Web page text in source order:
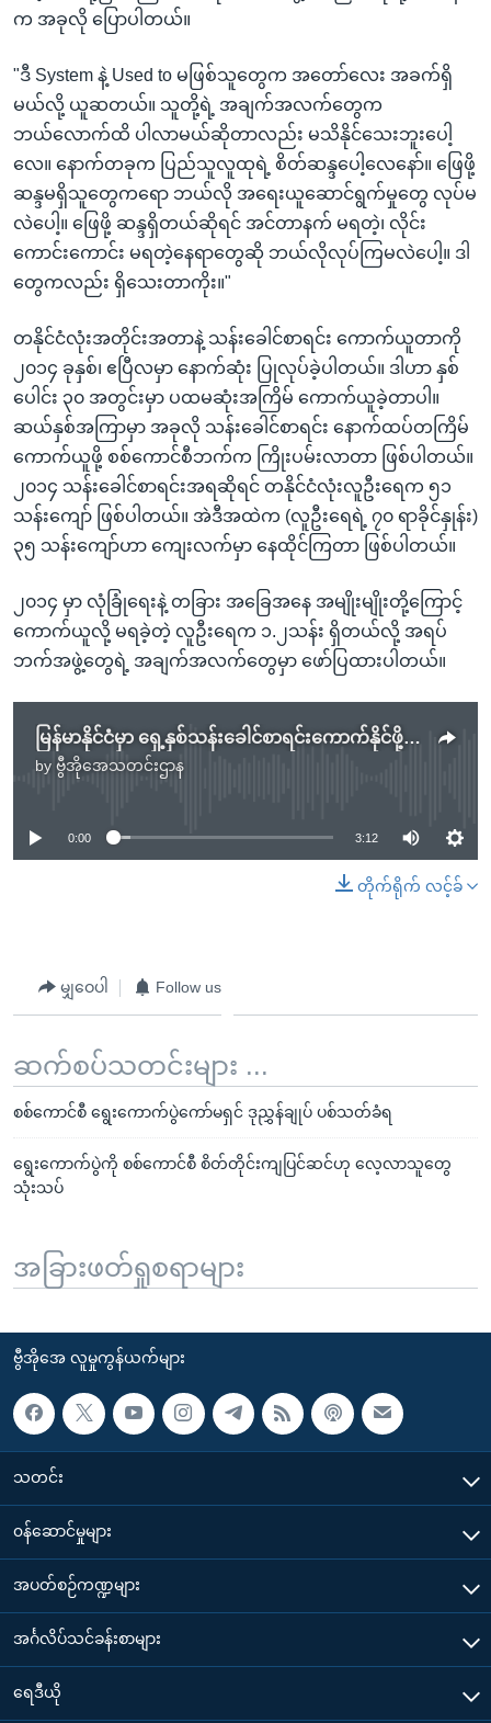
က အခုလို ပြောပါတယ်။
"ဒီ System နဲ့ Used to မဖြစ်သူတွေက အတော်လေး အခက်ရှိ
မယ်လို့ ယူဆတယ်။ သူတို့ရဲ့ အချက်အလက်တွေက
ဘယ်လောက်ထိ ပါလာမယ်ဆိုတာလည်း မသိနိုင်သေးဘူးပေါ့
လေ။ နောက်တခုက ပြည်သူလူထုရဲ့ စိတ်ဆန္ဒပေါ့လေနော်။ ဖြေဖို့
ဆန္ဒမရှိသူတွေကရော ဘယ်လို အရေးယူဆောင်ရွက်မှုတွေ လုပ်မ
လဲပေါ့။ ဖြေဖို့ ဆန္ဒရှိတယ်ဆိုရင် အင်တာနက် မရတဲ့၊ လိုင်း
ကောင်းကောင်း မရတဲ့နေရာတွေဆို ဘယ်လိုလုပ်ကြမလဲပေါ့။ ဒါ
တွေကလည်း ရှိသေးတာကိုး။"
တနိုင်ငံလုံးအတိုင်းအတာနဲ့ သန်းခေါင်စာရင်း ကောက်ယူတာကို
၂၀၁၄ ခုနှစ်၊ ဧပြီလမှာ နောက်ဆုံး ပြုလုပ်ခဲ့ပါတယ်။ ဒါဟာ နှစ်
ပေါင်း ၃၀ အတွင်းမှာ ပထမဆုံးအကြိမ် ကောက်ယူခဲ့တာပါ။
ဆယ်နှစ်အကြာမှာ အခုလို သန်းခေါင်စာရင်း နောက်ထပ်တကြိမ်
ကောက်ယူဖို့ စစ်ကောင်စီဘက်က ကြိုးပမ်းလာတာ ဖြစ်ပါတယ်။
၂၀၁၄ သန်းခေါင်စာရင်းအရဆိုရင် တနိုင်ငံလုံးလူဦးရေက ၅၁
သန်းကျော် ဖြစ်ပါတယ်။ အဲဒီအထဲက (လူဦးရေရဲ့ ၇၀ ရာခိုင်နှုန်း)
၃၅ သန်းကျော်ဟာ ကျေးလက်မှာ နေထိုင်ကြတာ ဖြစ်ပါတယ်။
၂၀၁၄ မှာ လုံခြုံရေးနဲ့ တခြား အခြေအနေ အမျိုးမျိုးတို့ကြောင့်
ကောက်ယူလို့ မရခဲ့တဲ့ လူဦးရေက ၁.၂သန်း ရှိတယ်လို့ အရပ်
ဘက်အဖွဲ့တွေရဲ့ အချက်အလက်တွေမှာ ဖော်ပြထားပါတယ်။
မြန်မာနိုင်ငံမှာ ရှေ့နှစ်သန်းခေါင်စာရင်းကောက်နိုင်ဖို့ စစ်ကောင်စီ ပြင်ဆင်နေ
by ဗွီအိုအေသတင်းဌာန
No media source currently available
0:00 3:12
တိုက်ရိုက် လင့်ခ်
မျှဝေပါ Follow us
ဆက်စပ်သတင်းများ ...
စစ်ကောင်စီ ရွေးကောက်ပွဲကော်မရှင် ဒုညွှန်ချုပ် ပစ်သတ်ခံရ
ရွေးကောက်ပွဲကို စစ်ကောင်စီ စိတ်တိုင်းကျပြင်ဆင်ဟု လေ့လာသူတွေ
သုံးသပ်
အခြားဖတ်ရှုစရာများ
ဗွီအိုအေ လူမှုကွန်ယက်များ
သတင်း
၀န်ဆောင်မှုများ
အပတ်စဉ်ကဏ္ဍများ
အင်္ဂလိပ်သင်ခန်းစာများ
ရေဒီယို